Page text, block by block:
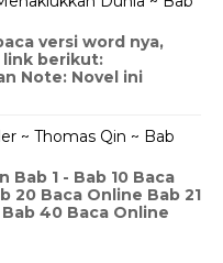
versi word nya,
link berikut:
Note: Novel ini
~ Thomas Qin ~ Bab
Bab 1 - Bab 10 Baca
20 Baca Online Bab 21
40 Baca Online